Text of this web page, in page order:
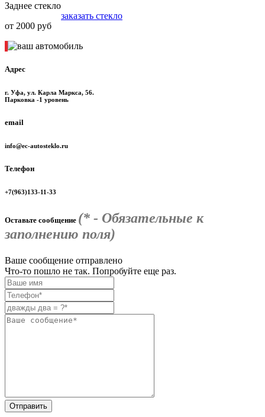
Заднее стекло
от 2000 руб
заказать стекло
Адрес
г. Уфа, ул. Карла Маркса, 56.
Парковка -1 уровень
email
info@ec-autosteklo.ru
Телефон
+7(963)133-11-33
Оставьте сообщение (* - Обязательные к
заполнению поля)
Ваше сообщение отправлено
Что-то пошло не так. Попробуйте еще раз.